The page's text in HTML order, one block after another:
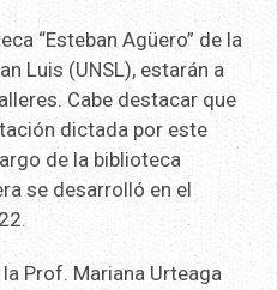
“Esteban Agüero” de la
Luis (UNSL), estarán a
Cabe destacar que
dictada por este
de la biblioteca
se desarrolló en el
Prof. Mariana Urteaga